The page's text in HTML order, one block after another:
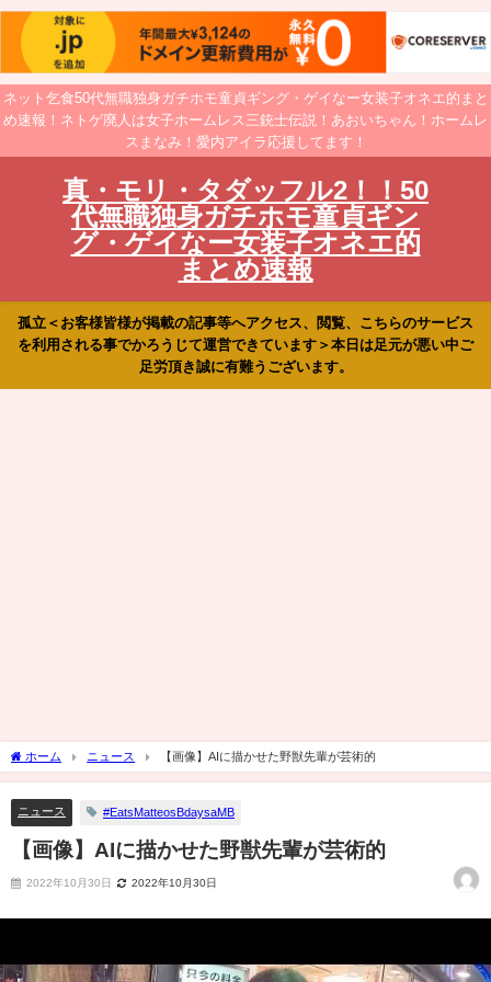
ネット乞食50代無職独身ガチホモ童貞ギング・ゲイなー女装子オネエ的まと
め速報！ネトゲ廃人は女子ホームレス三銃士伝説！あおいちゃん！ホームレ
スまなみ！愛内アイラ応援してます！
真・モリ・タダッフル2！！50
代無職独身ガチホモ童貞ギン
グ・ゲイなー女装子オネエ的
まとめ速報
孤立＜お客様皆様が掲載の記事等へアクセス、閲覧、こちらのサービス
を利用される事でかろうじて運営できています＞本日は足元が悪い中ご
足労頂き誠に有難うございます。
ホーム ニュース 【画像】AIに描かせた野獣先輩が芸術的
ニュース #EatsMatteosBdaysaMB
【画像】AIに描かせた野獣先輩が芸術的
2022年10月30日 2022年10月30日